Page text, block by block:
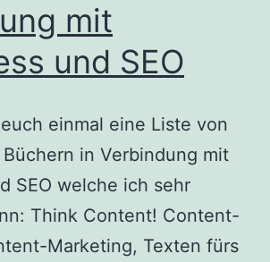
mit
und SEO
einmal eine Liste von
in Verbindung mit
SEO welche ich sehr
Think Content! Content-
Marketing, Texten fürs